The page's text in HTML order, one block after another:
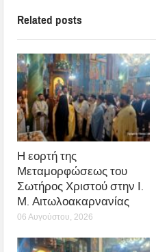
Related posts
Η εορτή της
Μεταμορφώσεως του
Σωτήρος Χριστού στην Ι.
Μ. Αιτωλοακαρνανίας
06 Αυγούστου, 2026